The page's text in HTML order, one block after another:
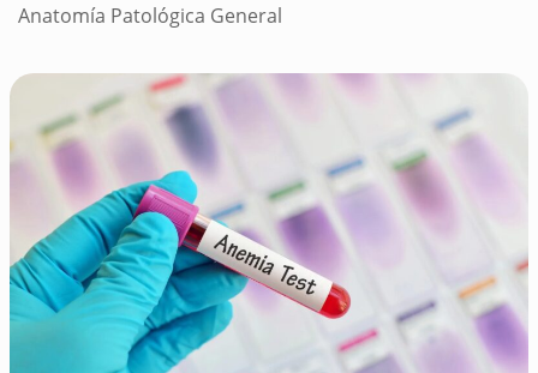
Anatomía Patológica General